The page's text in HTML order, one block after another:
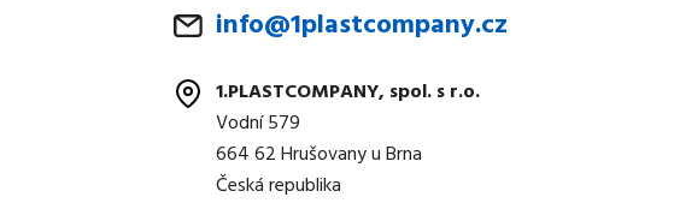
info@1plastcompany.cz
1.PLASTCOMPANY, spol. s r.o.
Vodní 579
664 62 Hrušovany u Brna
Česká republika